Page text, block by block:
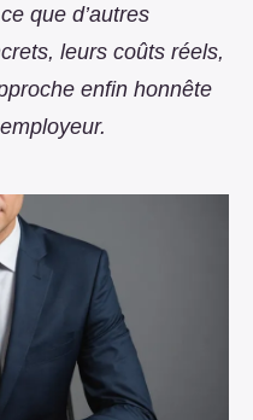
que d’autres
leurs coûts réels,
enfin honnête